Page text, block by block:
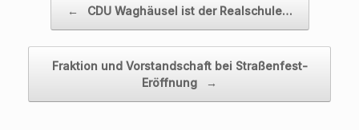
← CDU Waghäusel ist der Realschule…
Fraktion und Vorstandschaft bei Straßenfest-
Eröffnung
→